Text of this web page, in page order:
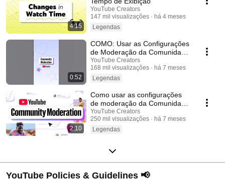
4:15
YouTube Creators
147 mil visualizações
há 4 meses
Legendas
0:52
COMO: Usar as Configurações
de Moderação da Comunidade
no YouTube Studio Mobile
YouTube Creators
168 mil visualizações
há 7 meses
Legendas
2:10
Como usar as configurações
de moderação da Comunidade
no YouTube Studio
YouTube Creators
250 mil visualizações
há 7 meses
Legendas
YouTube Policies & Guidelines 📢